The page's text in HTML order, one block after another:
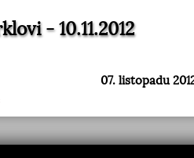
- 10.11.2012
07. listopadu